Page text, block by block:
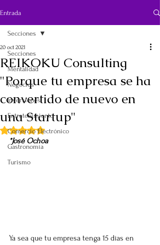
Entrada
Secciones
Mentalidad
Negocios
Inversiones
Entretenimiento
Comercio Electrónico
Gastronomía
Turismo
Secciones
REIKOKU Consulting
"Porque tu empresa se ha
convertido de nuevo en
una Startup"
20 oct 2021
Obtuvo NaN de 5 estrellas.
*José Ochoa
Ya sea que tu empresa tenga 15 días en